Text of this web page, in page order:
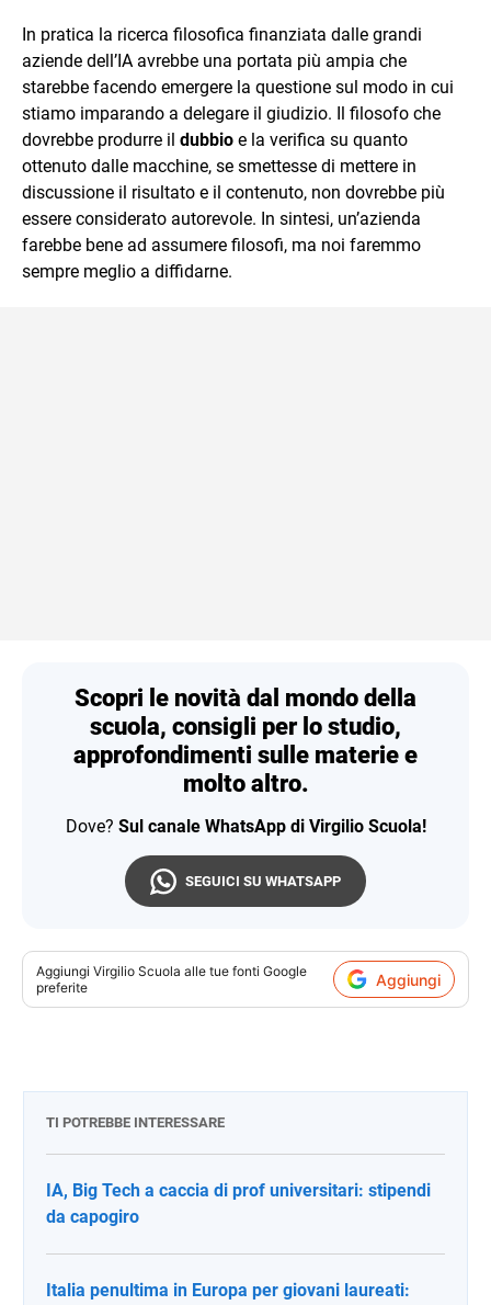
In pratica la ricerca filosofica finanziata dalle grandi
aziende dell’IA avrebbe una portata più ampia che
starebbe facendo emergere la questione sul modo in cui
stiamo imparando a delegare il giudizio. Il filosofo che
dovrebbe produrre il dubbio e la verifica su quanto
ottenuto dalle macchine, se smettesse di mettere in
discussione il risultato e il contenuto, non dovrebbe più
essere considerato autorevole. In sintesi, un’azienda
farebbe bene ad assumere filosofi, ma noi faremmo
sempre meglio a diffidarne.
Scopri le novità dal mondo della
scuola, consigli per lo studio,
approfondimenti sulle materie e
molto altro.
Dove? Sul canale WhatsApp di Virgilio Scuola!
SEGUICI SU WHATSAPP
Aggiungi Virgilio Scuola alle tue fonti Google
preferite
Aggiungi
TI POTREBBE INTERESSARE
IA, Big Tech a caccia di prof universitari: stipendi
da capogiro
Italia penultima in Europa per giovani laureati: